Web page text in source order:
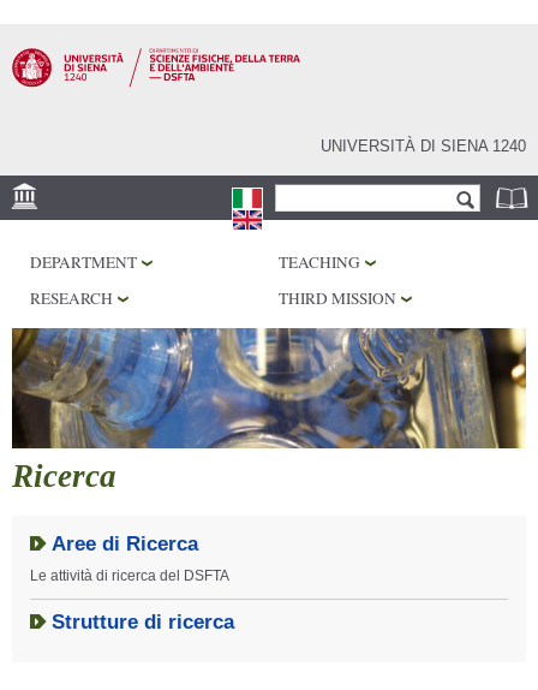
main
content
UNIVERSITÀ DI SIENA 1240
MUSEUMS
OBSERVATORY
LIBRARIES
SERVICES
DEPARTMENT
TEACHING
RESEARCH
THIRD MISSION
Ricerca
Aree di Ricerca
Le attività di ricerca del DSFTA
Strutture di ricerca